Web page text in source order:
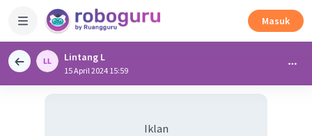
Masuk
Lintang L
15 April 2024 15:59
Iklan